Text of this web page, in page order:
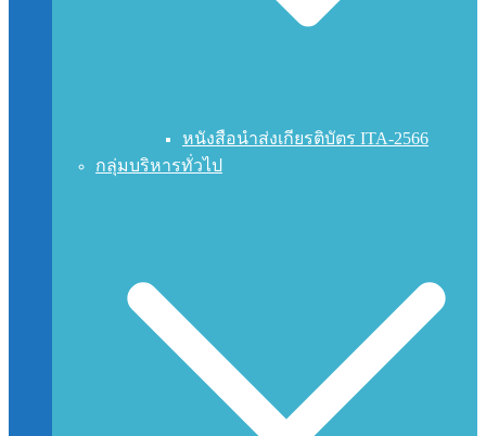
หนังสือนำส่งเกียรติบัตร ITA-2566
กลุ่มบริหารทั่วไป